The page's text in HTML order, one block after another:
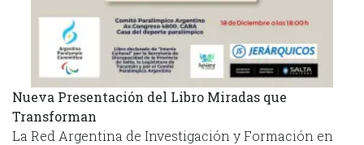
Nueva Presentación del Libro Miradas que
Transforman
La Red Argentina de Investigación y Formación en